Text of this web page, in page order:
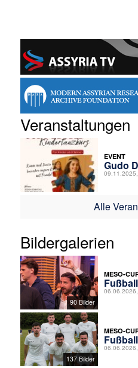
Veranstaltungen
EVENT
Gudo
09.11.2025,
Alle
Bildergalerien
90 Bilder
MESO-
137 Bilder
MESO-